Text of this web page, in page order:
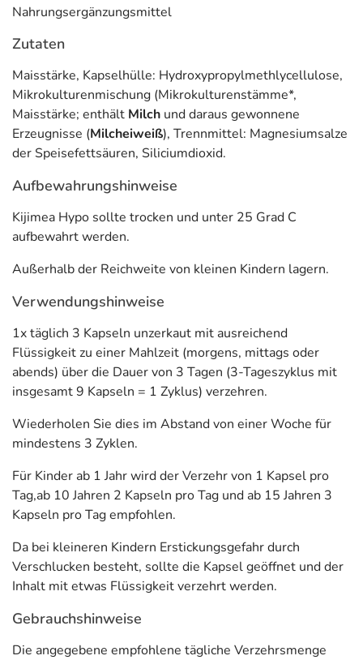
Nahrungsergänzungsmittel enthält
Bakterienstämmen
Kijimea Hypo istgluten-, fruktose- und laktosefrei, frei
von Konservierungs- und Aromastoffen sowie
Süßungsmitteln. Kijimea Hypo enthält Milch und daraus
gewonnene Erzeugnisse (Milcheiweiß). Das Produkt
sollte nicht eingenommen werden, wenn Sie allergisch
gegen einen der Inhaltsstoffe sind.
microbiota: Analysis of the American Gut Project. EBioMedicine. 2015;3:172-
Für Erwachsene: Verzehren Sie 1 x täglich 3 Kapseln
unzerkaut mit ausreichend Flüssigkeit zu einer Mahlzeit
(morgens, mittags oder abends) über die Dauer von 3
Tagen (3-Tageszyklus mit insgesamt 9 Kapseln = 1
Zyklus). Wiederholen Sie dies im Abstand von einer
Für Kinder ab 1 Jahr wird die Einnahme von 1 Kapsel pro
Kapseln pro Tag empfohlen. Da bei kleineren Kindern
Erstickungsgefahr durch Verschlucken besteht, sollte die
Kapsel geöffnet und der Inhalt mit etwas Flüssigkeit
eingenommen werden.
Adresse des Lebensmittel-Unternehmens
Am Haag 14
82166 Gräfelfing
Nahrungsergänzungsmittel
Zutaten
Maisstärke, Kapselhülle: Hydroxypropylmethlycellulose,
Mikrokulturenmischung (Mikrokulturenstämme*,
Maisstärke; enthält Milch und daraus gewonnene
Erzeugnisse (Milcheiweiß), Trennmittel: Magnesiumsalze
der Speisefettsäuren, Siliciumdioxid.
Aufbewahrungshinweise
Kijimea Hypo sollte trocken und unter 25 Grad C
aufbewahrt werden.
Außerhalb der Reichweite von kleinen Kindern lagern.
Verwendungshinweise
1x täglich 3 Kapseln unzerkaut mit ausreichend
Flüssigkeit zu einer Mahlzeit (morgens, mittags oder
abends) über die Dauer von 3 Tagen (3-Tageszyklus mit
insgesamt 9 Kapseln = 1 Zyklus) verzehren.
Wiederholen Sie dies im Abstand von einer Woche für
mindestens 3 Zyklen.
Für Kinder ab 1 Jahr wird der Verzehr von 1 Kapsel pro
Tag,ab 10 Jahren 2 Kapseln pro Tag und ab 15 Jahren 3
Kapseln pro Tag empfohlen.
Da bei kleineren Kindern Erstickungsgefahr durch
Verschlucken besteht, sollte die Kapsel geöffnet und der
Inhalt mit etwas Flüssigkeit verzehrt werden.
Gebrauchshinweise
Die angegebene empfohlene tägliche Verzehrsmenge